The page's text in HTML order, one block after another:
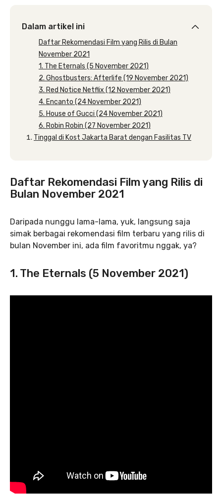
Dalam artikel ini
Daftar Rekomendasi Film yang Rilis di Bulan
November 2021
1. The Eternals (5 November 2021)
2. Ghostbusters: Afterlife (19 November 2021)
3. Red Notice Netflix (12 November 2021)
4. Encanto (24 November 2021)
5. House of Gucci (24 November 2021)
6. Robin Robin (27 November 2021)
Tinggal di Kost Jakarta Barat dengan Fasilitas TV
Daftar Rekomendasi Film yang Rilis di
Bulan November 2021
Daripada nunggu lama-lama, yuk, langsung saja
simak berbagai rekomendasi film terbaru yang rilis di
bulan November ini, ada film favoritmu nggak, ya?
1. The Eternals (5 November 2021)